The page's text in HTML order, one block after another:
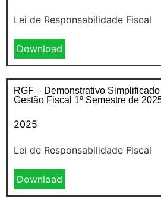
Lei de Responsabilidade Fiscal
Download
RGF – Demonstrativo
Gestão Fiscal 1º Semestre de
2025
Lei de Responsabilidade Fiscal
Download